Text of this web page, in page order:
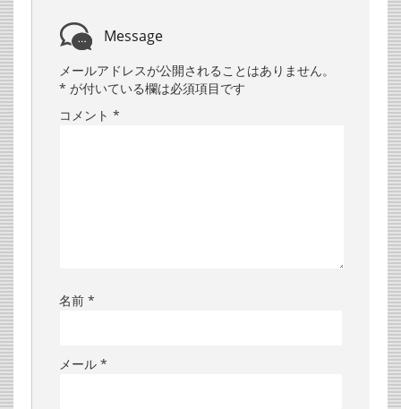
Message
メールアドレスが公開されることはありません。
* が付いている欄は必須項目です
コメント *
名前 *
メール *